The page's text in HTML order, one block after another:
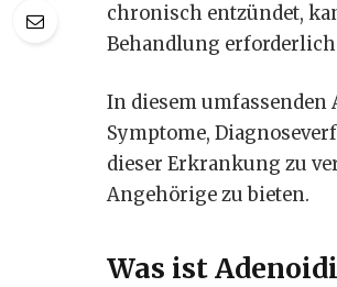
chronisch entzündet,
Behandlung
In diesem
Symptome,
dieser Erkrankung zu
Angehörige zu bieten.
Was ist